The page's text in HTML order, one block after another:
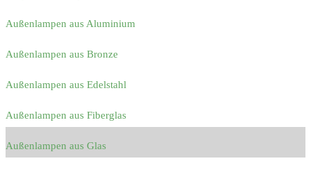
Außenlampen aus Aluminium
Außenlampen aus Bronze
Außenlampen aus Edelstahl
Außenlampen aus Fiberglas
Außenlampen aus Glas